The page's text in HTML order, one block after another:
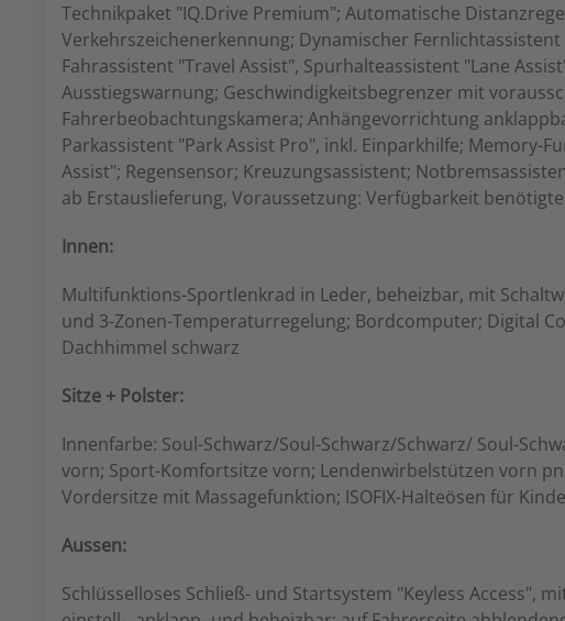
Technikpaket "IQ.Drive Premium"; Automatische
Verkehrszeichenerkennung; Dynamischer
Fahrassistent "Travel Assist", Spurhalteassistent "Lane
Ausstiegswarnung; Geschwindigkeitsbegrenzer mit
Fahrerbeobachtungskamera; Anhängevorrichtung
Parkassistent "Park Assist Pro", inkl. Einparkhilfe;
Assist"; Regensensor; Kreuzungsassistent;
ab Erstauslieferung, Voraussetzung: Verfügbarkeit
Innen:
Multifunktions-Sportlenkrad in Leder, beheizbar, mit
und 3-Zonen-Temperaturregelung; Bordcomputer; Digital
Dachhimmel schwarz
Sitze + Polster:
Innenfarbe: Soul-Schwarz/Soul-Schwarz/Schwarz/ Soul-
vorn; Sport-Komfortsitze vorn; Lendenwirbelstützen vorn
Vordersitze mit Massagefunktion; ISOFIX-Halteösen für
Aussen:
Schlüsselloses Schließ- und Startsystem "Keyless Access",